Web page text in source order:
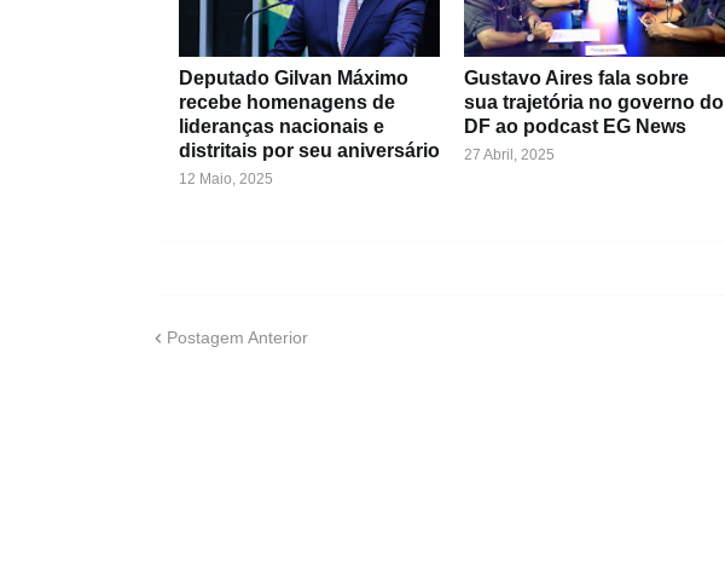
Deputado Gilvan Máximo
recebe homenagens de
lideranças nacionais e
distritais por seu aniversário
12 Maio, 2025
Gustavo Aires fala sobre
sua trajetória no governo do
DF ao podcast EG News
27 Abril, 2025
Postagem Anterior